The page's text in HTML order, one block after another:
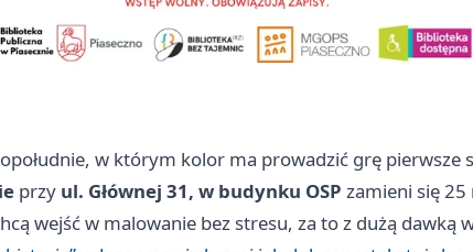
w którym kolor ma prowadzić grę pierwsze
przy ul. Głównej 31, w budynku OSP zamieni się
wejść w malowanie bez stresu, za to z dużą dawką